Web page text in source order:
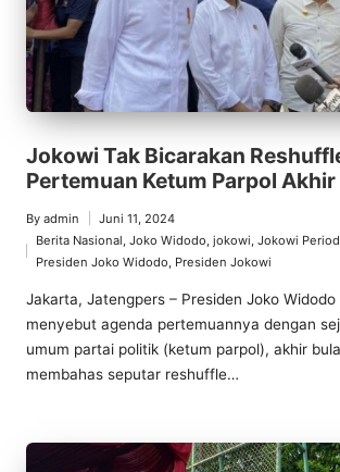
Jokowi Tak Bicarakan
Pertemuan Ketum Parpol Akhir
Posted
by
By admin Juni 11, 2024
Posted
Berita Nasional ,Joko Widodo ,jokowi ,Jokowi
Presiden Joko Widodo Presiden Jokowi
Jakarta, Jatengpers – Presiden Joko Widodo
menyebut agenda pertemuannya dengan
umum partai politik (ketum parpol), akhir
membahas seputar reshuffle…